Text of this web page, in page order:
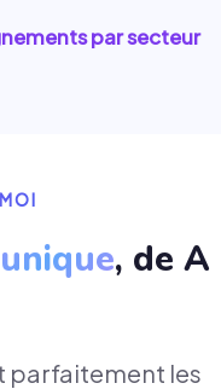
par secteur
unique, de A
parfaitement les